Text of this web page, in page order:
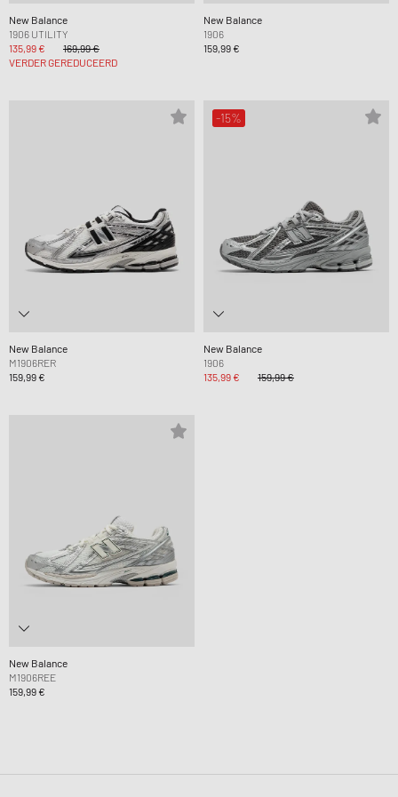
New Balance
1906 UTILITY
135,99 €
169,99 €
VERDER GEREDUCEERD
New Balance
1906
159,99 €
New Balance
M1906RER
159,99 €
-15%
New Balance
1906
135,99 €
159,99 €
New Balance
M1906REE
159,99 €